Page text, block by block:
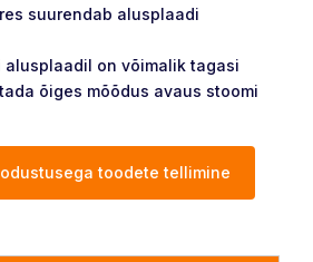
suurendab alusplaadi
alusplaadil on võimalik tagasi
õiges mõõdus avaus stoomi
toodete tellimine